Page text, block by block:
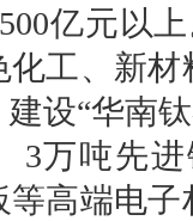
亿元以
化工、新
设“华南
3万吨先
等高端电